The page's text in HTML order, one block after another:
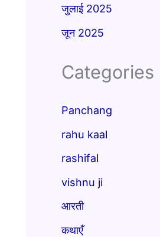
जुलाई 2025
जून 2025
Categories
Panchang
rahu kaal
rashifal
vishnu ji
आरती
कथाएँ